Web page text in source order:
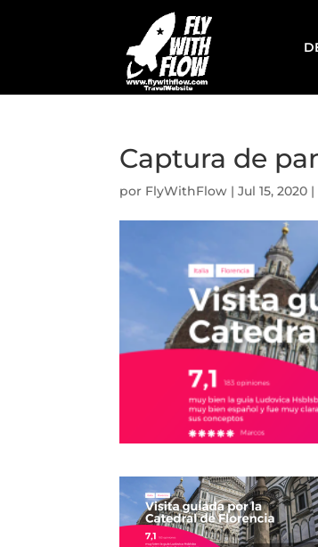
Captura de
por FlyWithFlow |Jul 15, 2020 |